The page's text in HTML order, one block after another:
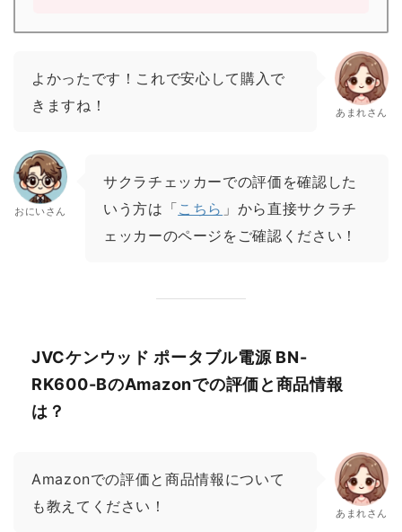
よかったです！これで安心して購入で
きますね！
あまれさん
おにいさん
サクラチェッカーでの評価を確認した
いう方は「こちら 」から直接サクラチ
ェッカーのページをご確認ください！
JVCケンウッド ポータブル電源 BN-
RK600-BのAmazonでの評価と商品情報
は？
Amazonでの評価と商品情報について
も教えてください！
あまれさん